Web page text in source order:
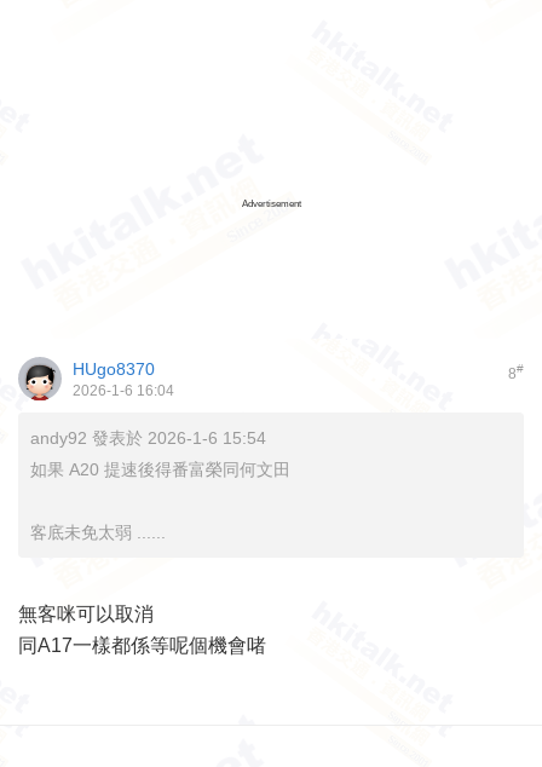
Advertisement
8#
HUgo8370
2026-1-6 16:04
andy92 發表於 2026-1-6 15:54
如果 A20 提速後得番富榮同何文田
客底未免太弱 ......
無客咪可以取消
同A17一樣都係等呢個機會啫